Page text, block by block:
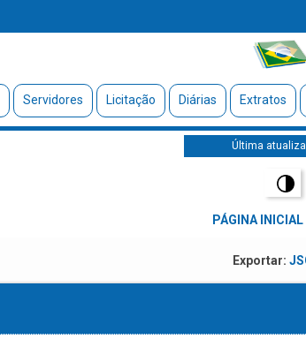
Servidores Licitação Diárias Extratos
Última
PÁGINA INICIAL
Exportar: